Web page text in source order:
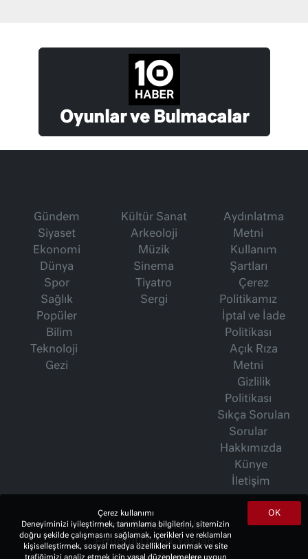
Oyunlar ve Bulmacalar
Gündem
Siyaset
Ekonomi
Dünya
Spor
Sağlık
Popüler
Bilim
Teknoloji
Gezi
Kültür Sanat
Arkeoloji
Müzik
Sinema
Tiyatro
Sergi
Aydınlatma
Metni
Kullanım
Şartları
Çerez
Politikamız
İptal ve İade
Politikası
Açık Rıza
Metni
Gizlilik
Politikası
Sıkça Sorulan
Sorular
Hakkımızda
Künye
İletişim
İsmet Berkan Yazıları
Ertuğrul Özkök Yazıları
OK
Çerez kullanımı
Deneyiminizi iyileştirmek, tanımlama bilgilerini, sitemizin
doğru şekilde çalışmasını sağlamak, içerikleri ve reklamları
kişiselleştirmek, sosyal medya özellikleri sunmak ve site
trafiğimizi analiz etmek için yasal düzenlemelere uygun